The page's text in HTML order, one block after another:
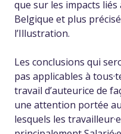
que sur les impacts
Belgique et plus
l’Illustration.
Les conclusions qui
pas applicables à
travail d’auteurice de
une attention portée
lesquels les